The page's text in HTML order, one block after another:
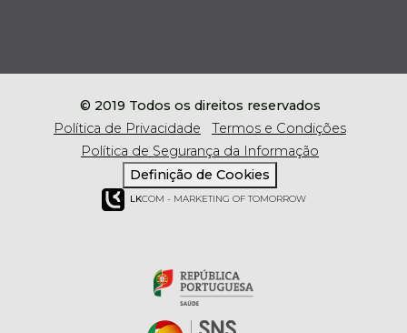
© 2019 Todos os direitos reservados
Política de Privacidade
Termos e Condições
Política de Segurança da Informação
Definição de Cookies
LKCOM - MARKETING OF TOMORROW